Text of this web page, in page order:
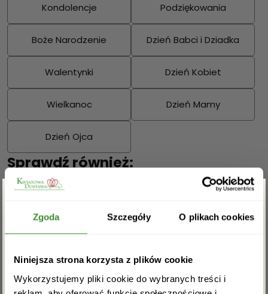
Zgoda Szczegóły O plikach cookies
Niniejsza strona korzysta z plików cookie
Wykorzystujemy pliki cookie do wybranych treści i
Kondolencje Podziękowania
Boże Narodzenie Dzień Babci i Dziadka
Walentynki Dzień Kobiet
Wielkanoc Dzień Mamy
Dzień Ojca
Sprawdź również:
Zgarnij rabat -5%
Zapisz się do newslettera i zgarnij
rabat na pierwsze zakupy!